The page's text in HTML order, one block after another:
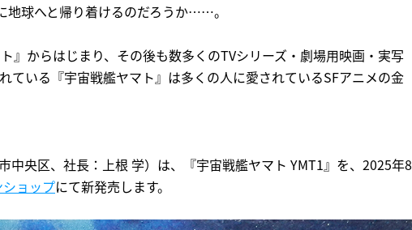
地球へと帰り着けるのだろうか……。
』からはじまり、その後も数多くのTVシリーズ・劇場用映画・実写
ている『宇宙戦艦ヤマト』は多くの人に愛されているSFアニメの金
中央区、社長：上根 学）は、『宇宙戦艦ヤマト YMT1』を、2025年8
ョップにて新発売します。